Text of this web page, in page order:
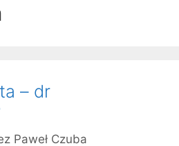
– dr
Paweł Czuba